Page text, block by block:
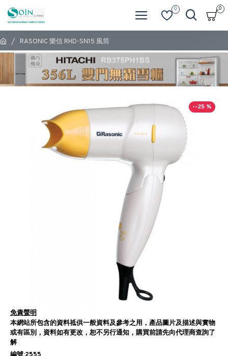
0 0
RASONIC 樂信 RHD-SN15 風筒
--25 %
免責聲明
本網站所包含的資料祗供一般資料及參考之用，產品圖片及描述與實物
或有區別，資料如有更改，恕不另行通知，購買前請先向代理商查詢了
解